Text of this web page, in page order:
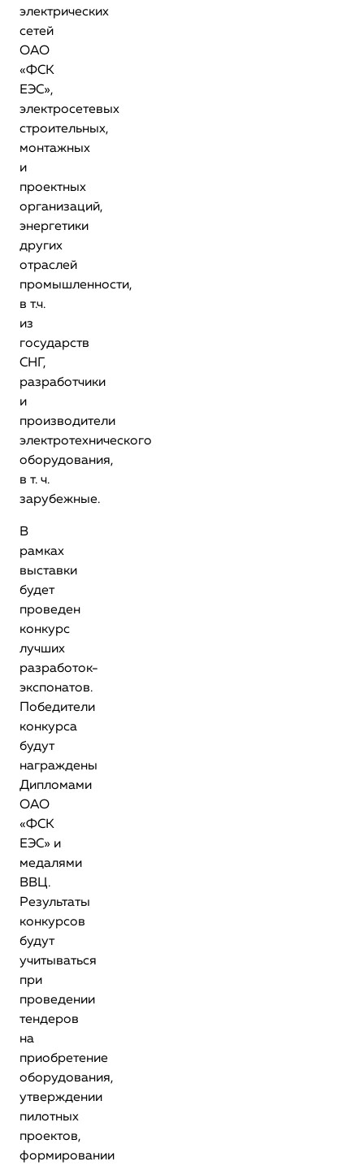
электрических
сетей
ОАО
«ФСК
ЕЭС»,
электросетевых
строительных,
монтажных
и
проектных
организаций,
энергетики
других
отраслей
промышленности,
в т.ч.
из
государств
СНГ,
разработчики
и
производители
электротехнического
оборудования,
в т. ч.
зарубежные.
В
рамках
выставки
будет
проведен
конкурс
лучших
разработок-
экспонатов.
Победители
конкурса
будут
награждены
Дипломами
ОАО
«ФСК
ЕЭС» и
медалями
ВВЦ.
Результаты
конкурсов
будут
учитываться
при
проведении
тендеров
на
приобретение
оборудования,
утверждении
пилотных
проектов,
формировании